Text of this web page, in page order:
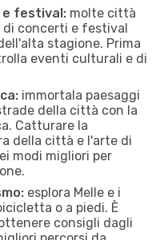
festival: molte città
concerti e festival
stagione. Prima
eventi culturali e di
immortala paesaggi
della città con la
Catturare la
della città e l'arte di
modi migliori per
esplora Melle e i
o a piedi. È
consigli dagli